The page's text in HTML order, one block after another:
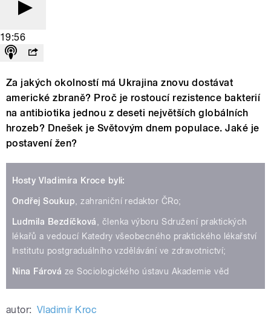
19:56
Za jakých okolností má Ukrajina znovu dostávat
americké zbraně? Proč je rostoucí rezistence bakterií
na antibiotika jednou z deseti největších globálních
hrozeb? Dnešek je Světovým dnem populace. Jaké je
postavení žen?
Hosty Vladimíra Kroce byli:
Ondřej Soukup , zahraniční redaktor ČRo;
Ludmila Bezdíčková
, členka výboru Sdružení praktických
lékařů a vedoucí Katedry všeobecného praktického lékařství
Institutu postgraduálního vzdělávání ve zdravotnictví;
Nina Fárová ze Sociologického ústavu Akademie věd
autor: Vladimír Kroc